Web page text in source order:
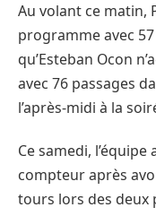
Au volant ce matin,
programme avec
qu’Esteban Ocon
avec 76 passages
l’après-midi à la
Ce samedi,
compteur après
tours lors des deux